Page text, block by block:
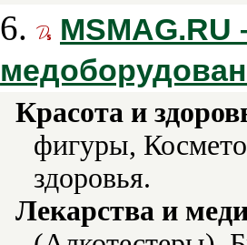
6.
Красота и
фигуры,
здоровья.
Лекарства и